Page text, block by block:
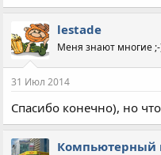
lestade
Меня знают многие
31 Июл 2014
Спасибо конечно), но
Компьютерный